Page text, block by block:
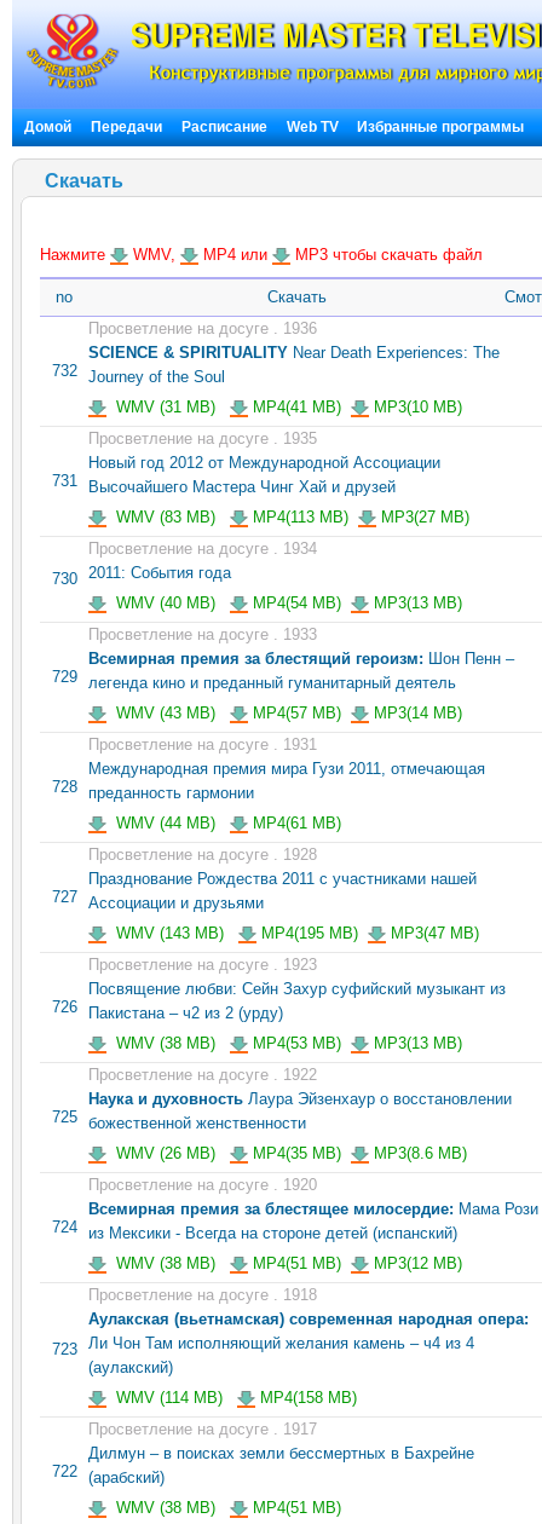
Домой Передачи Расписание Web TV Избранные программы
Скачать
Нажмите WMV, MP4 или MP3 чтобы скачать файл
no Скачать
732
Просветление на досуге . 1936
SCIENCE & SPIRITUALITY Near Death Experiences: The
Journey of the Soul
WMV (31 MB)
MP4(41 MB) MP3(10 MB)
731
Просветление на досуге . 1935
Новый год 2012 от Международной Ассоциации
Высочайшего Мастера Чинг Хай и друзей
WMV (83 MB)
MP4(113 MB) MP3(27 MB)
730
Просветление на досуге . 1934
2011: События года
WMV (40 MB)
MP4(54 MB) MP3(13 MB)
729
Просветление на досуге . 1933
Всемирная премия за блестящий героизм: Шон Пенн –
легенда кино и преданный гуманитарный деятель
WMV (43 MB)
MP4(57 MB) MP3(14 MB)
728
Просветление на досуге . 1931
Международная премия мира Гузи 2011, отмечающая
преданность гармонии
WMV (44 MB)
MP4(61 MB)
727
Просветление на досуге . 1928
Празднование Рождества 2011 с участниками нашей
Ассоциации и друзьями
WMV (143 MB)
MP4(195 MB) MP3(47 MB)
726
Просветление на досуге . 1923
Посвящение любви: Сейн Захур суфийский музыкант из
Пакистана – ч2 из 2 (урду)
WMV (38 MB)
MP4(53 MB) MP3(13 MB)
725
Просветление на досуге . 1922
Наука и духовность Лаура Эйзенхаур о восстановлении
божественной женственности
WMV (26 MB)
MP4(35 MB) MP3(8.6 MB)
724
Просветление на досуге . 1920
Всемирная премия за блестящее милосердие: Мама Рози
из Мексики - Всегда на стороне детей (испанский)
WMV (38 MB)
MP4(51 MB) MP3(12 MB)
723
Просветление на досуге . 1918
Аулакская (вьетнамская) современная народная опера:
Ли Чон Там исполняющий желания камень – ч4 из 4
(аулакский)
WMV (114 MB)
MP4(158 MB)
722
Просветление на досуге . 1917
Дилмун – в поисках земли бессмертных в Бахрейне
(арабский)
WMV (38 MB)
MP4(51 MB)